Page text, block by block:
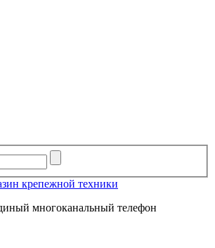
многоканальный телефон